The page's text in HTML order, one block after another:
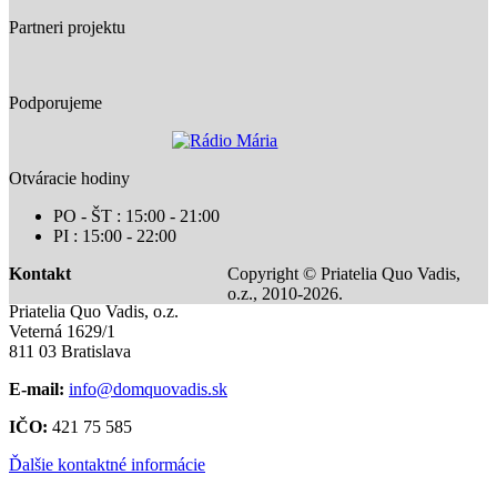
Partneri projektu
Podporujeme
Otváracie hodiny
PO - ŠT : 15:00 - 21:00
PI : 15:00 - 22:00
Kontakt
Priatelia Quo Vadis, o.z.
Veterná 1629/1
811 03 Bratislava
E-mail: info@domquovadis.sk
IČO: 421 75 585
Ďalšie kontaktné informácie
Copyright © Priatelia Quo Vadis,
o.z., 2010-2026.